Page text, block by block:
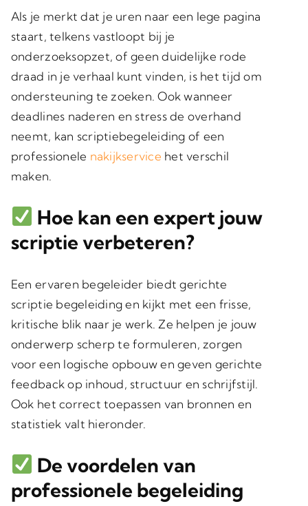
Als je merkt dat je uren naar een lege pagina
staart, telkens vastloopt bij je
onderzoeksopzet, of geen duidelijke rode
draad in je verhaal kunt vinden, is het tijd om
ondersteuning te zoeken. Ook wanneer
deadlines naderen en stress de overhand
neemt, kan scriptiebegeleiding of een
professionele nakijkservice het verschil
maken.
Hoe kan een expert jouw
scriptie verbeteren?
Een ervaren begeleider biedt gerichte
scriptie begeleiding en kijkt met een frisse,
kritische blik naar je werk. Ze helpen je jouw
onderwerp scherp te formuleren, zorgen
voor een logische opbouw en geven gerichte
feedback op inhoud, structuur en schrijfstijl.
Ook het correct toepassen van bronnen en
statistiek valt hieronder.
De voordelen van
professionele begeleiding